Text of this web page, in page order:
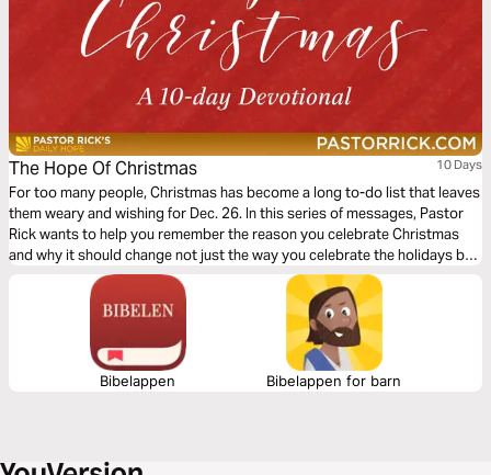
The Hope Of Christmas 10 Days
For too many people, Christmas has become a long to-do list that leaves
them weary and wishing for Dec. 26. In this series of messages, Pastor
Rick wants to help you remember the reason you celebrate Christmas
and why it should change not just the way you celebrate the holidays but
the rest of your life as well.
Bibelappen Bibelappen for barn